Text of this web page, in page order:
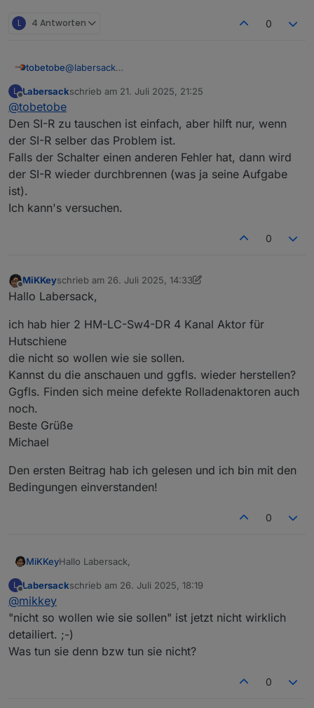
L 4 Antworten 0
tobetobe@labersack
schön, dass es dein Angebot noch immer gibt. Ich
habe mittlerweile 4 Stück HM-LC-Sw1-FM mit
verschmortem Si-R und einen ebenfalls defekten
HM-LC-Sw2-FM (Fehler unbekannt) hier liegen. Ich
wollte mich zunächst selbst an einer Reparatur
versuchen, scheitere aber daran, eine Quelle für die
Si-R zu finden. Von daher hoffe ich auf dich...
Deinen ersten Post habe ich gelesen und bin mit den
Bedingungen einverstanden. Bitte schicke mir deine
Adresse per PN.
Vielen Dank & Gruß
L
Offline
Labersackschrieb am 21. Juli 2025, 21:25
zuletzt editiert von
@tobetobe
Den SI-R zu tauschen ist einfach, aber hilft nur, wenn
der SI-R selber das Problem ist.
Falls der Schalter einen anderen Fehler hat, dann wird
der SI-R wieder durchbrennen (was ja seine Aufgabe
ist).
Ich kann's versuchen.
0
Offline
MiKKeyschrieb am 26. Juli 2025, 14:33
zuletzt editiert von MiKKey
Hallo Labersack,
ich hab hier 2 HM-LC-Sw4-DR 4 Kanal Aktor für
Hutschiene
die nicht so wollen wie sie sollen.
Kannst du die anschauen und ggfls. wieder herstellen?
Ggfls. Finden sich meine defekte Rolladenaktoren auch
noch.
Beste Grüße
Michael
Den ersten Beitrag hab ich gelesen und ich bin mit den
Bedingungen einverstanden!
0
MiKKeyHallo Labersack,
ich hab hier 2 HM-LC-Sw4-DR 4 Kanal Aktor für
die nicht so wollen wie sie sollen.
Kannst du die anschauen und ggfls. wieder
herstellen?
Ggfls. Finden sich meine defekte Rolladenaktoren
Den ersten Beitrag hab ich gelesen und ich bin mit den
Bedingungen einverstanden!
L
Offline
Labersackschrieb am 26. Juli 2025, 18:19
zuletzt editiert von
@mikkey
"nicht so wollen wie sie sollen" ist jetzt nicht wirklich
detailiert. ;-)
Was tun sie denn bzw tun sie nicht?
0